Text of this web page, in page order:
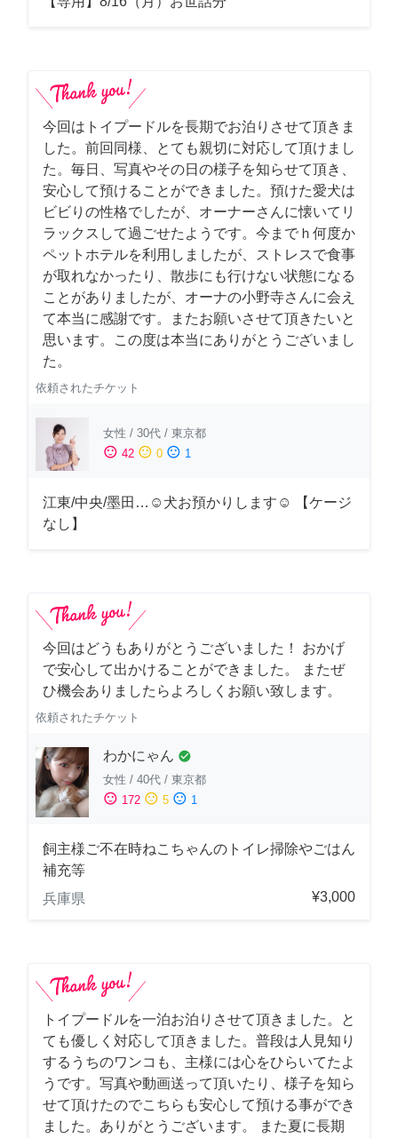
今回はトイプードルを長期でお泊りさせて頂きま
した。前回同様、とても親切に対応して頂けまし
た。毎日、写真やその日の様子を知らせて頂き、
安心して預けることができました。預けた愛犬は
ビビりの性格でしたが、オーナーさんに懐いてリ
ラックスして過ごせたようです。今までｈ何度か
ペットホテルを利用しましたが、ストレスで食事
が取れなかったり、散歩にも行けない状態になる
ことがありましたが、オーナの小野寺さんに会え
て本当に感謝です。またお願いさせて頂きたいと
思います。この度は本当にありがとうございまし
た。
依頼されたチケット
女性 / 30代 / 東京都
sentiment_satisfied 42 sentiment_neutral 0 sentiment_dissatisfied 1
江東/中央/墨田…☺︎犬お預かりします☺︎ 【ケージ
なし】
今回はどうもありがとうございました！ おかげ
で安心して出かけることができました。 またぜ
ひ機会ありましたらよろしくお願い致します。
依頼されたチケット
わかにゃん check_circle
女性 / 40代 / 東京都
sentiment_satisfied 172 sentiment_neutral 5 sentiment_dissatisfied 1
飼主様ご不在時ねこちゃんのトイレ掃除やごはん
補充等
兵庫県
¥3,000
トイプードルを一泊お泊りさせて頂きました。と
ても優しく対応して頂きました。普段は人見知り
するうちのワンコも、主様には心をひらいてたよ
うです。写真や動画送って頂いたり、様子を知ら
せて頂けたのでこちらも安心して預ける事ができ
ました。ありがとうございます。 また夏に長期